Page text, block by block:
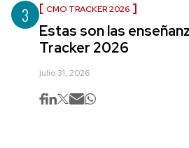
3 CMO TRACKER 2026
Estas son las
Tracker 2026
julio 31, 2026